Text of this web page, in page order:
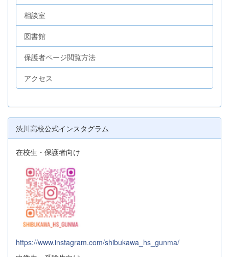
相談室
図書館
保護者ページ閲覧方法
アクセス
渋川高校公式インスタグラム
在校生・保護者向け
https://www.instagram.com/shibukawa_hs_gunma/